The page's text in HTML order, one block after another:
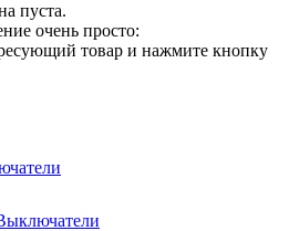
пуста.
очень просто:
товар и нажмите кнопку